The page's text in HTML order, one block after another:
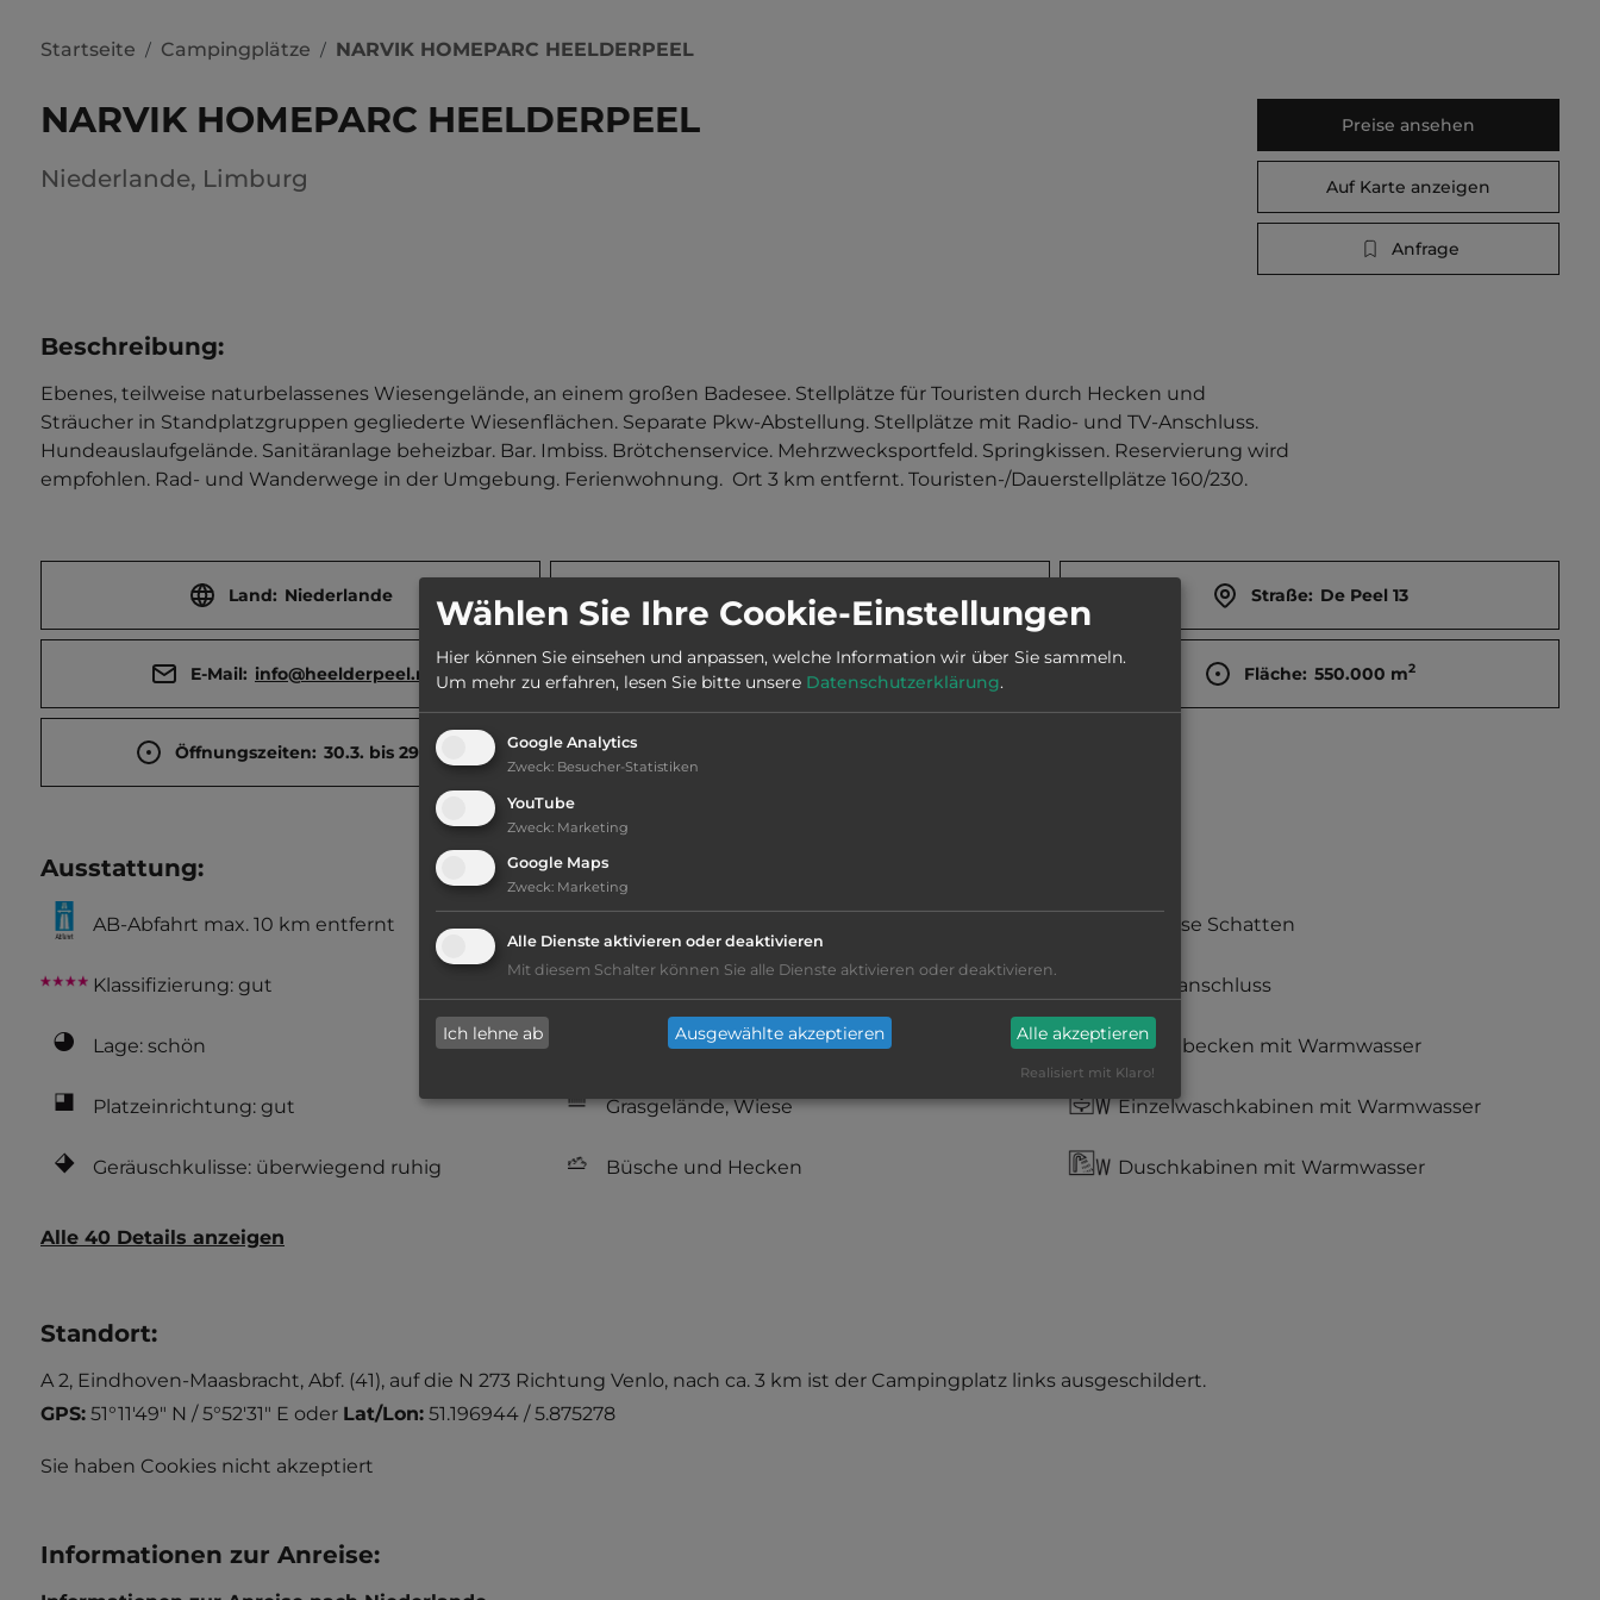
Startseite / Campingplätze / NARVIK HOMEPARC HEELDERPEEL
NARVIK HOMEPARC HEELDERPEEL
Niederlande, Limburg
Preise ansehen
Auf Karte anzeigen
Anfrage
Beschreibung:
Ebenes, teilweise naturbelassenes Wiesengelände, an einem großen Badesee. Stellplätze für Touristen durch Hecken und
Sträucher in Standplatzgruppen gegliederte Wiesenflächen. Separate Pkw-Abstellung. Stellplätze mit Radio- und TV-Anschluss.
Hundeauslaufgelände. Sanitäranlage beheizbar. Bar. Imbiss. Brötchenservice. Mehrzwecksportfeld. Springkissen. Reservierung wird
empfohlen. Rad- und Wanderwege in der Umgebung. Ferienwohnung.  Ort 3 km entfernt. Touristen-/Dauerstellplätze 160/230.
Land: Niederlande 6097 NL Heel Straße: De Peel 13
E-Mail: info@heelderpeel.nl Webseite: www.narvikhomeparcs.com Fläche: 550.000 m2
Öffnungszeiten: 30.3. bis 29.10.
Ausstattung:
AB-Abfahrt max. 10 km entfernt
Klassifizierung: gut
Lage: schön
Platzeinrichtung: gut
Geräuschkulisse: überwiegend ruhig
sandiger Grund
Grasgelände, Wiese
Büsche und Hecken
teilweise Schatten
Stromanschluss
Waschbecken mit Warmwasser
Einzelwaschkabinen mit Warmwasser
Duschkabinen mit Warmwasser
Alle 40 Details anzeigen
Standort:
A 2, Eindhoven-Maasbracht, Abf. (41), auf die N 273 Richtung Venlo, nach ca. 3 km ist der Campingplatz links ausgeschildert.
GPS: 51°11'49" N / 5°52'31" E oder Lat/Lon: 51.196944 / 5.875278
Sie haben Cookies nicht akzeptiert
Informationen zur Anreise:
Wählen Sie Ihre Cookie-Einstellungen
Hier können Sie einsehen und anpassen, welche Information wir über Sie sammeln.
Um mehr zu erfahren, lesen Sie bitte unsere Datenschutzerklärung.
Google Analytics
Zweck: Besucher-Statistiken
YouTube
Zweck: Marketing
Google Maps
Zweck: Marketing
Alle Dienste aktivieren oder deaktivieren
Mit diesem Schalter können Sie alle Dienste aktivieren oder deaktivieren.
Ich lehne ab Ausgewählte akzeptieren Alle akzeptieren
Realisiert mit Klaro!